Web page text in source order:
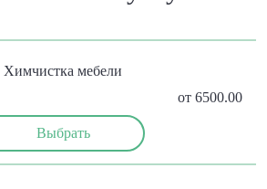
Химчистка мебели
от 6500.00
Выбрать